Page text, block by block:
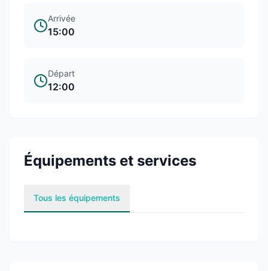
Arrivée
15:00
Départ
12:00
Équipements et services
Tous les équipements